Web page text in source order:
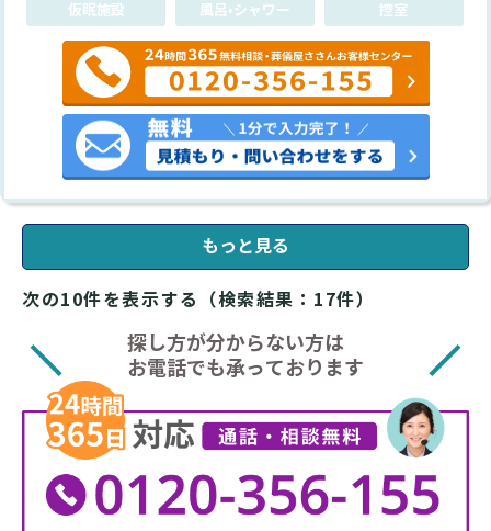
仮眠施設
風呂•シャワー 控室
もっと見る
次の10件を表示する（検索結果：17件）
探し方が分からない方は
お電話でも承っております